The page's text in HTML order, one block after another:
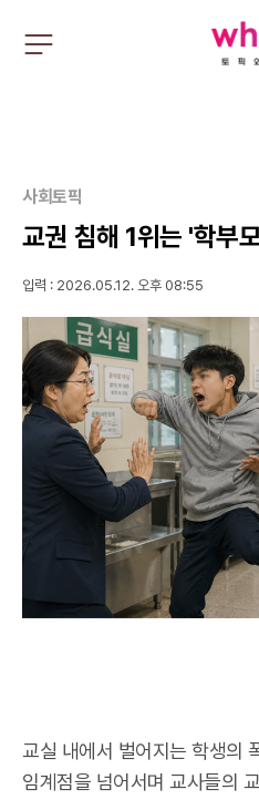
주
펼
기
사회토픽
교권 침해 1위는 '학부
입력 : 2026.05.12. 오후 08:55
교실 내에서 벌어지는 학생의
임계점을 넘어서며 교사들의